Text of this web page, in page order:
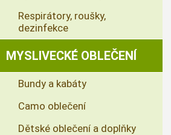
Respirátory, roušky,
dezinfekce
MYSLIVECKÉ OBLEČENÍ
Bundy a kabáty
Camo oblečení
Dětské oblečení a doplňky